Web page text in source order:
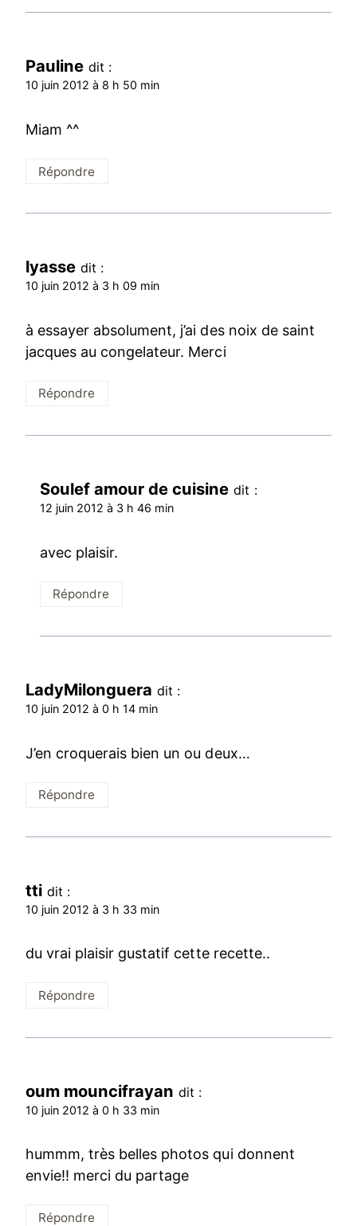
Pauline dit :
10 juin 2012 à 8 h 50 min
Miam ^^
Répondre
lyasse dit :
10 juin 2012 à 3 h 09 min
à essayer absolument, j’ai des noix de saint
jacques au congelateur. Merci
Répondre
Soulef amour de cuisine dit :
12 juin 2012 à 3 h 46 min
avec plaisir.
Répondre
LadyMilonguera dit :
10 juin 2012 à 0 h 14 min
J’en croquerais bien un ou deux…
Répondre
tti dit :
10 juin 2012 à 3 h 33 min
du vrai plaisir gustatif cette recette..
Répondre
oum mouncifrayan dit :
10 juin 2012 à 0 h 33 min
hummm, très belles photos qui donnent
envie!! merci du partage
Répondre